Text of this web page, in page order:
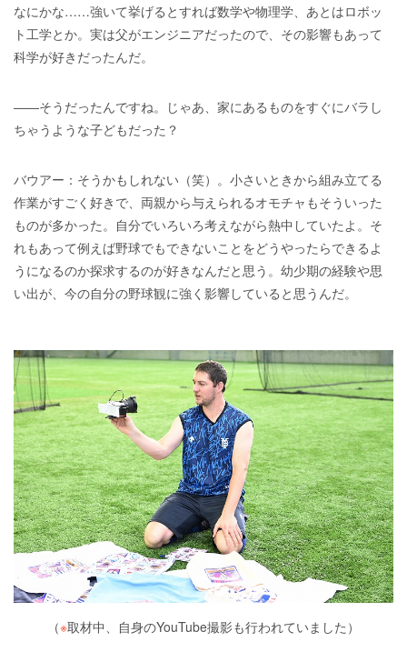
なにかな……強いて挙げるとすれば数学や物理学、あとはロボッ
ト工学とか。実は父がエンジニアだったので、その影響もあって
科学が好きだったんだ。
――そうだったんですね。じゃあ、家にあるものをすぐにバラし
ちゃうような子どもだった？
バウアー：そうかもしれない（笑）。小さいときから組み立てる
作業がすごく好きで、両親から与えられるオモチャもそういった
ものが多かった。自分でいろいろ考えながら熱中していたよ。そ
れもあって例えば野球でもできないことをどうやったらできるよ
うになるのか探求するのが好きなんだと思う。幼少期の経験や思
い出が、今の自分の野球観に強く影響していると思うんだ。
（※取材中、自身のYouTube撮影も行われていました）